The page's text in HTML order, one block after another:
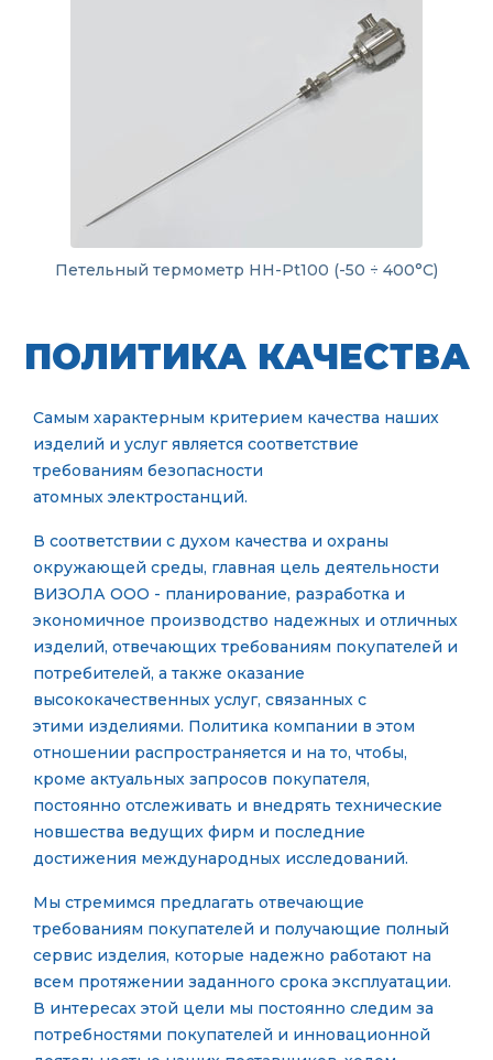
Петельный термометр HH-Pt100 (-50 ÷ 400°C)
ПОЛИТИКА КАЧЕСТВА
Самым характерным критерием качества наших
изделий и услуг является соответствие
требованиям безопасности
атомных электростанций.
В соответствии с духом качества и охраны
окружающей среды, главная цель деятельности
ВИЗОЛА ООО - планирование, разработка и
экономичное производство надежных и отличных
изделий, отвечающих требованиям покупателей и
потребителей, а также оказание
высококачественных услуг, связанных с
этими изделиями. Политика компании в этом
отношении распространяется и на то, чтобы,
кроме актуальных запросов покупателя,
постоянно отслеживать и внедрять технические
новшества ведущих фирм и последние
достижения международных исследований.
Мы стремимся предлагать отвечающие
требованиям покупателей и получающие полный
сервис изделия, которые надежно работают на
всем протяжении заданного срока эксплуатации.
В интересах этой цели мы постоянно следим за
потребностями покупателей и инновационной